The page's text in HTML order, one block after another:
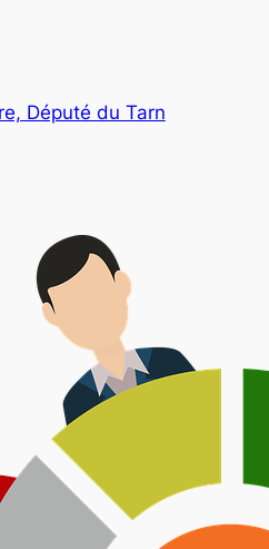
Député du Tarn